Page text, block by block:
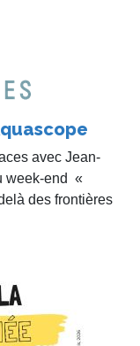
avec Jean-
week-end «
des frontières